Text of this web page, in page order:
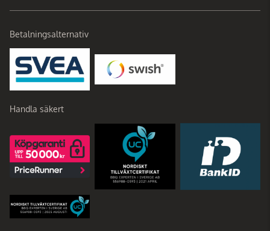
Betalningsalternativ
Handla säkert